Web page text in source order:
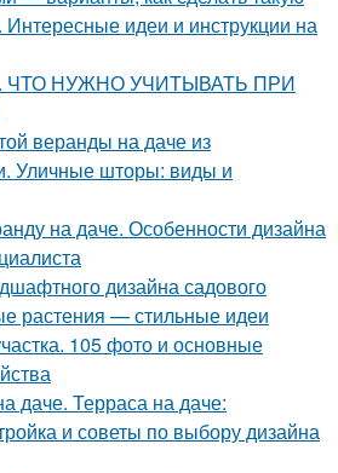
Интересные идеи и инструкции на
ЧТО НУЖНО УЧИТЫВАТЬ ПРИ
веранды на даче из
Уличные шторы: виды и
на даче. Особенности дизайна
дизайна садового
растения — стильные идеи
105 фото и основные
даче. Терраса на даче:
и советы по выбору дизайна